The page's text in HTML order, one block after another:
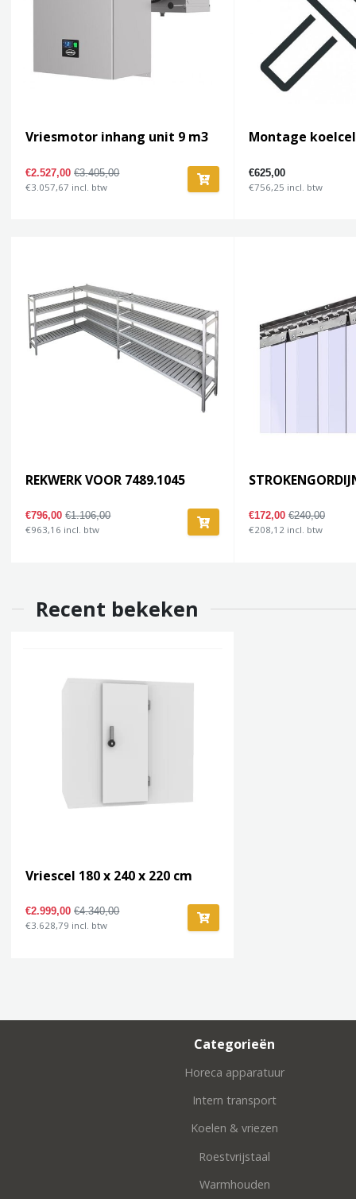
Vriesmotor inhang unit 9 m3
€2.527,00€3.405,00
€3.057,67 incl. btw
Montage
€625,00
€756,25 incl. btw
REKWERK VOOR 7489.1045
€796,00€1.106,00
€963,16 incl. btw
€172,00 €240,00
€208,12 incl. btw
Recent bekeken
Vriescel 180 x 240 x 220 cm
€2.999,00€4.340,00
€3.628,79 incl. btw
Categorieën
Horeca apparatuur
Intern transport
Koelen & vriezen
Roestvrijstaal
Warmhouden